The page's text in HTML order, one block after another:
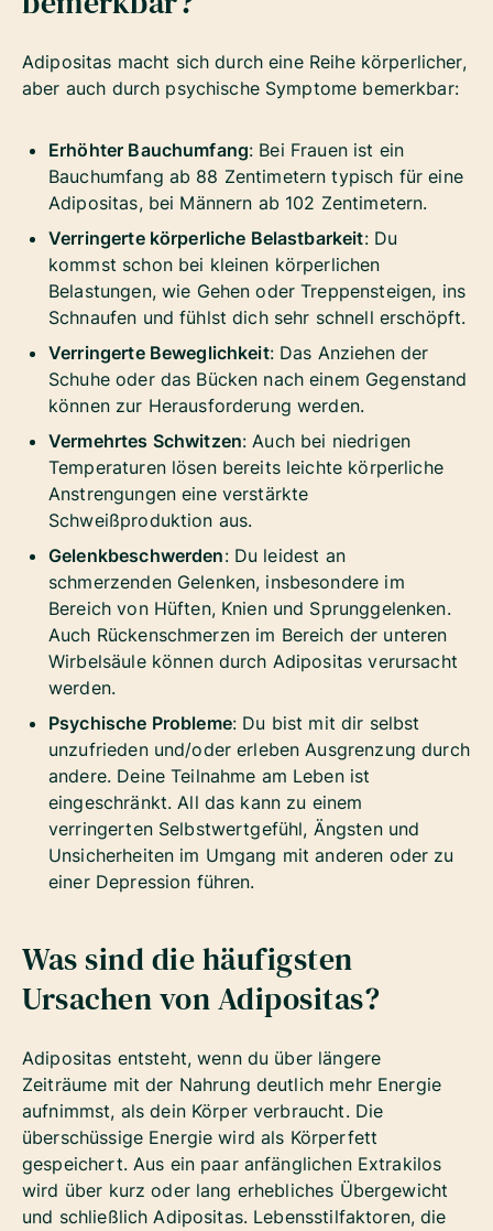
Adipositas macht sich durch eine Reihe körperlicher,
aber auch durch psychische Symptome bemerkbar:
Erhöhter Bauchumfang: Bei Frauen ist ein
Bauchumfang ab 88 Zentimetern typisch für eine
Adipositas, bei Männern ab 102 Zentimetern.
Verringerte körperliche Belastbarkeit: Du
kommst schon bei kleinen körperlichen
Belastungen, wie Gehen oder Treppensteigen, ins
Schnaufen und fühlst dich sehr schnell erschöpft.
Verringerte Beweglichkeit: Das Anziehen der
Schuhe oder das Bücken nach einem Gegenstand
können zur Herausforderung werden.
Vermehrtes Schwitzen: Auch bei niedrigen
Temperaturen lösen bereits leichte körperliche
Anstrengungen eine verstärkte
Schweißproduktion aus.
Gelenkbeschwerden: Du leidest an
schmerzenden Gelenken, insbesondere im
Bereich von Hüften, Knien und Sprunggelenken.
Auch Rückenschmerzen im Bereich der unteren
Wirbelsäule können durch Adipositas verursacht
werden.
Psychische Probleme: Du bist mit dir selbst
unzufrieden und/oder erleben Ausgrenzung durch
andere. Deine Teilnahme am Leben ist
eingeschränkt. All das kann zu einem
verringerten Selbstwertgefühl, Ängsten und
Unsicherheiten im Umgang mit anderen oder zu
einer Depression führen.
Was sind die häufigsten
Ursachen von Adipositas?
Adipositas entsteht, wenn du über längere
Zeiträume mit der Nahrung deutlich mehr Energie
aufnimmst, als dein Körper verbraucht. Die
überschüssige Energie wird als Körperfett
gespeichert. Aus ein paar anfänglichen Extrakilos
wird über kurz oder lang erhebliches Übergewicht
und schließlich Adipositas. Lebensstilfaktoren, die